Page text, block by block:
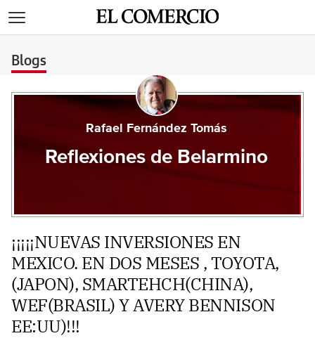
Blogs
Rafael Fernández Tomás
Reflexiones de Belarmino
¡¡¡¡¡NUEVAS INVERSIONES EN
MEXICO. EN DOS MESES , TOYOTA,
(JAPON), SMARTEHCH(CHINA),
WEF(BRASIL) Y AVERY BENNISON
EE:UU)!!!